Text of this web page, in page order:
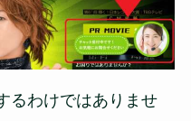
るわけではありませ